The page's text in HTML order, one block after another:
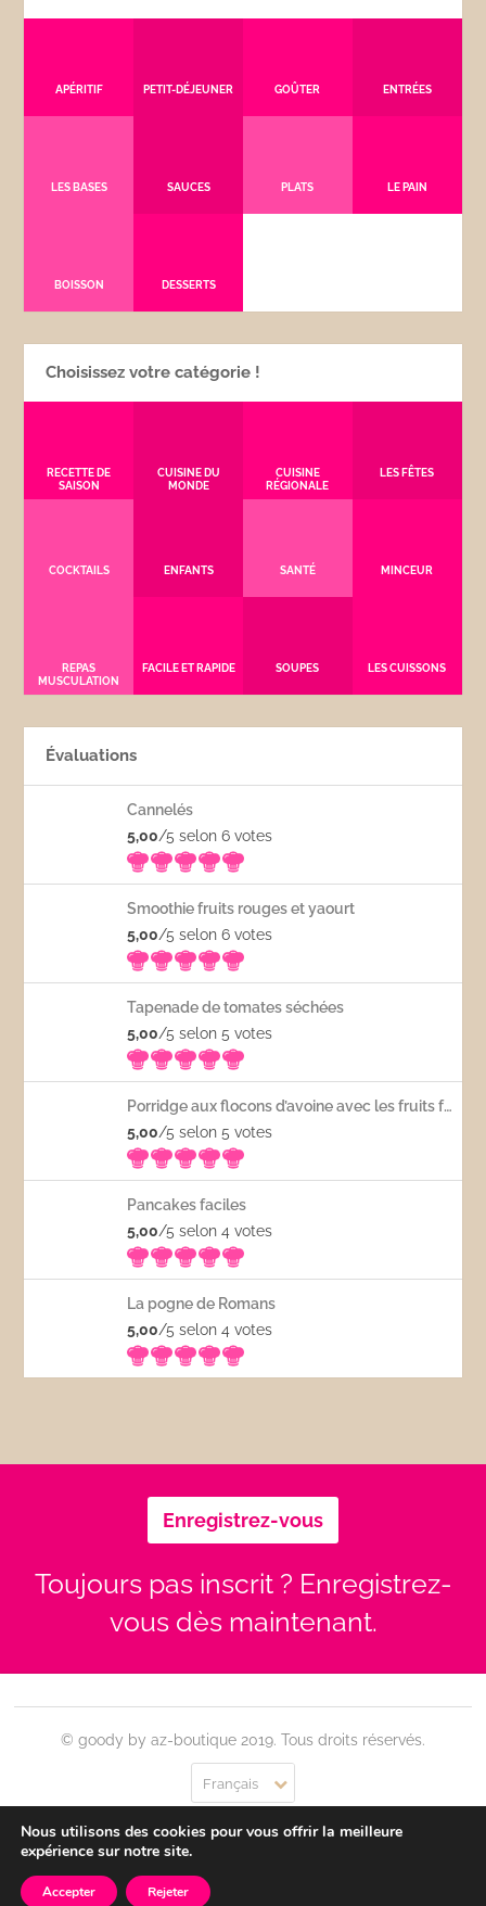
APÉRITIF PETIT-DÉJEUNER GOÛTER ENTRÉES
LES BASES SAUCES PLATS LE PAIN
BOISSON DESSERTS
Choisissez votre catégorie !
RECETTE DE
SAISON
CUISINE DU
MONDE
CUISINE
RÉGIONALE
LES FÊTES
COCKTAILS ENFANTS SANTÉ MINCEUR
REPAS
MUSCULATION
FACILE ET RAPIDE SOUPES LES CUISSONS
Évaluations
Cannelés
5,00/5 selon 6votes
Smoothie fruits rouges et yaourt
5,00/5 selon 6votes
Tapenade de tomates séchées
5,00/5 selon 5votes
Porridge aux flocons d’avoine avec les fruits frais
5,00/5 selon 5votes
Pancakes faciles
5,00/5 selon 4votes
La pogne de Romans
5,00/5 selon 4votes
Enregistrez-vous
Toujours pas inscrit ? Enregistrez-
vous dès maintenant.
© goody by az-boutique 2019. Tous droits réservés.
Français
Contact Se connecter Confidentialité CGU
Nous utilisons des cookies pour vous offrir la meilleure
expérience sur notre site.
Accepter Rejeter